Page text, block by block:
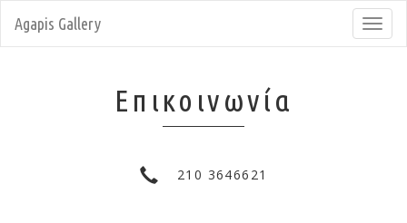
Agapis Gallery
Επικοινωνία
210 3646621